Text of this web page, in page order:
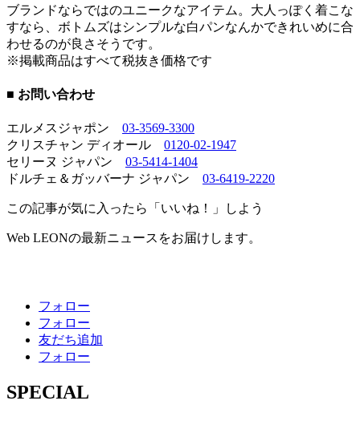
ブランドならではのユニークなアイテム。大人っぽく着こな
すなら、ボトムズはシンプルな白パンなんかできれいめに合
わせるのが良さそうです。
※掲載商品はすべて税抜き価格です
■ お問い合わせ
エルメスジャポン 03-3569-3300
クリスチャン ディオール 0120-02-1947
セリーヌ ジャパン 03-5414-1404
ドルチェ＆ガッバーナ ジャパン 03-6419-2220
この記事が気に入ったら「いいね！」しよう
Web LEONの最新ニュースをお届けします。
フォロー
フォロー
友だち追加
フォロー
SPECIAL